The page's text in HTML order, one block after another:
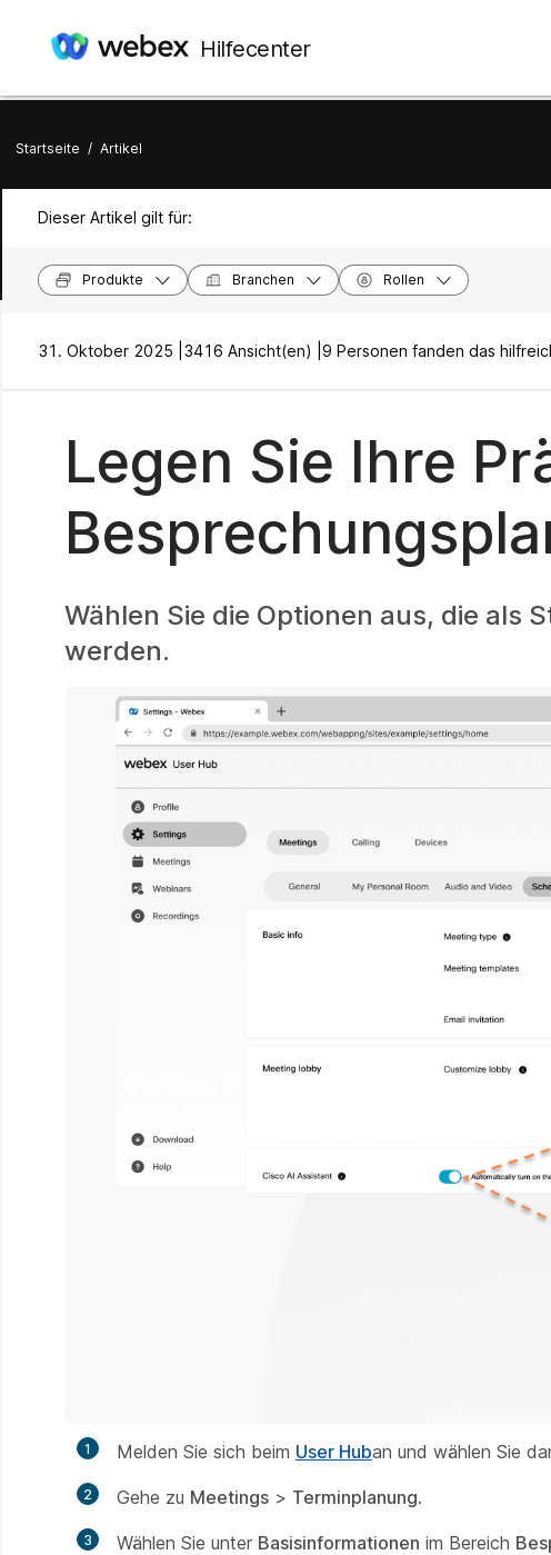
Hilfecenter
Startseite / Artikel
Dieser Artikel gilt für:
Produkte Branchen Rollen
31. Oktober 2025 | 3416 Ansicht(en) | 9 Personen fanden das
Legen Sie Ihre
Wählen Sie die Optionen aus, die
werden.
1 Melden Sie sich beim User Huban und wählen Sie
2 Gehe zu Meetings > Terminplanung.
3 Wählen Sie unter Basisinformationen im Bereich